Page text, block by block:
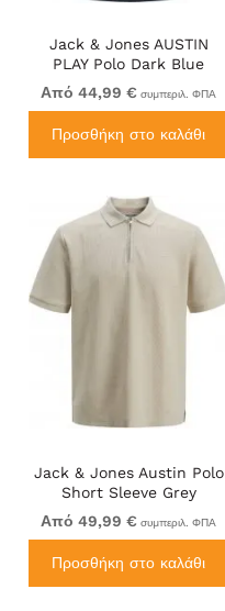
Jack & Jones AUSTIN
PLAY Polo Dark Blue
Από 44,99 € συμπεριλ. ΦΠΑ
Προσθήκη στο καλάθι
Jack & Jones Austin Polo
Short Sleeve Grey
Από 49,99 € συμπεριλ. ΦΠΑ
Προσθήκη στο καλάθι